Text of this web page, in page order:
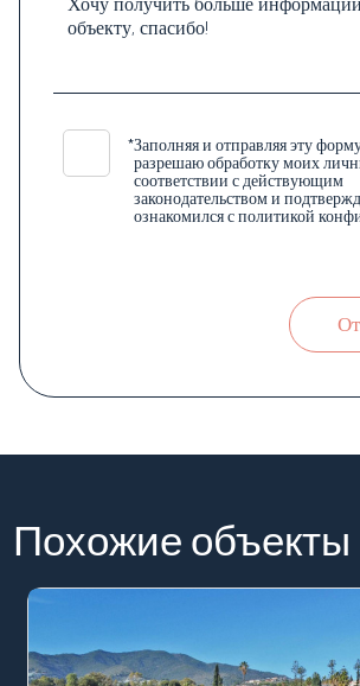
*Заполняя и отправляя эту
разрешаю обработку моих
соответствии с действующим
законодательством и
ознакомился с политикой
Похожие объекты